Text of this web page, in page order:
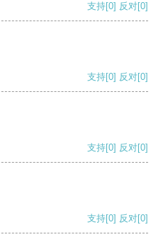
支持[0] 反对[0]
支持[0] 反对[0]
支持[0] 反对[0]
支持[0] 反对[0]